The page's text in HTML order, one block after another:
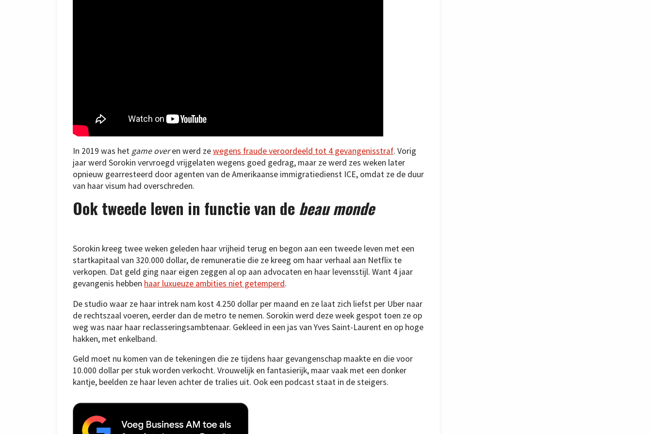
In 2019 was het game overen werd zewegens fraude veroordeeld tot 4 gevangenisstraf. Vorig
jaar werd Sorokin vervroegd vrijgelaten wegens goed gedrag, maar ze werd zes weken later
opnieuw gearresteerd door agenten van de Amerikaanse immigratiedienst ICE, omdat ze de duur
van haar visum had overschreden.
Ook tweede leven in functie van de beau monde
Sorokin kreeg twee weken geleden haar vrijheid terug en begon aan een tweede leven met een
startkapitaal van 320.000 dollar, de remuneratie die ze kreeg om haar verhaal aan Netflix te
verkopen. Dat geld ging naar eigen zeggen al op aan advocaten en haar levensstijl. Want 4 jaar
gevangenis hebben haar luxueuze ambities niet getemperd.
De studio waar ze haar intrek nam kost 4.250 dollar per maand en ze laat zich liefst per Uber naar
de rechtszaal voeren, eerder dan de metro te nemen. Sorokin werd deze week gespot toen ze op
weg was naar haar reclasseringsambtenaar. Gekleed in een jas van Yves Saint-Laurent en op hoge
hakken, met enkelband.
Geld moet nu komen van de tekeningen die ze tijdens haar gevangenschap maakte en die voor
10.000 dollar per stuk worden verkocht. Vrouwelijk en fantasierijk, maar vaak met een donker
kantje, beelden ze haar leven achter de tralies uit. Ook een podcast staat in de steigers.